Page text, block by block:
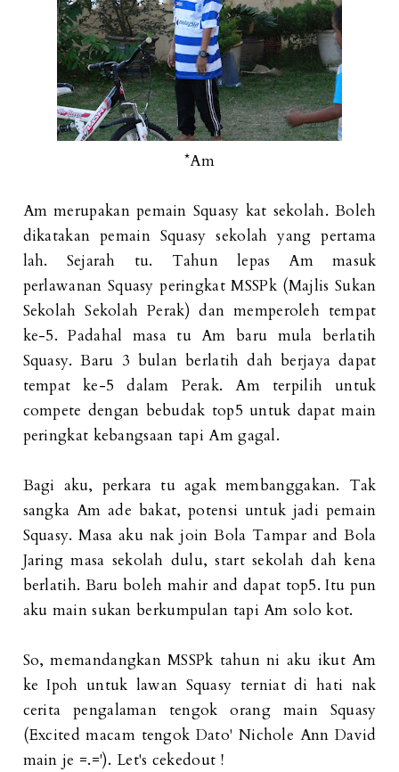
*Am
Am merupakan pemain Squasy kat sekolah. Boleh
dikatakan pemain Squasy sekolah yang pertama
lah. Sejarah tu. Tahun lepas Am masuk
perlawanan Squasy peringkat MSSPk (Majlis Sukan
Sekolah Sekolah Perak) dan memperoleh tempat
ke-5. Padahal masa tu Am baru mula berlatih
Squasy. Baru 3 bulan berlatih dah berjaya dapat
tempat ke-5 dalam Perak. Am terpilih untuk
compete dengan bebudak top5 untuk dapat main
peringkat kebangsaan tapi Am gagal.
Bagi aku, perkara tu agak membanggakan. Tak
sangka Am ade bakat, potensi untuk jadi pemain
Squasy. Masa aku nak join Bola Tampar and Bola
Jaring masa sekolah dulu, start sekolah dah kena
berlatih. Baru boleh mahir and dapat top5. Itu pun
aku main sukan berkumpulan tapi Am solo kot.
So, memandangkan MSSPk tahun ni aku ikut Am
ke Ipoh untuk lawan Squasy terniat di hati nak
cerita pengalaman tengok orang main Squasy
(Excited macam tengok Dato' Nichole Ann David
main je =.='). Let's cekedout !